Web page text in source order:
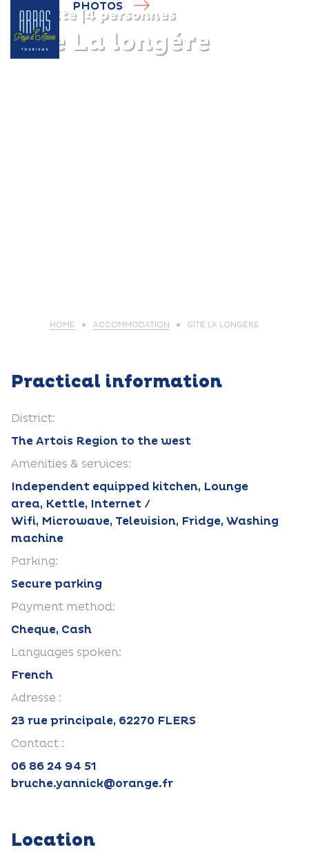
Gîte |4 personnes
Gîte La longére
PHOTOS
HOME ACCOMMODATION GÎTE LA LONGÉRE
Practical information
District:
The Artois Region to the west
Amenities & services:
Independent equipped kitchen, Lounge
area, Kettle, Internet /
Wifi, Microwave, Television, Fridge, Washing
machine
Parking:
Secure parking
Payment method:
Cheque, Cash
Languages spoken:
French
Adresse :
23 rue principale, 62270 FLERS
Contact :
06 86 24 94 51
bruche.yannick@orange.fr
Location